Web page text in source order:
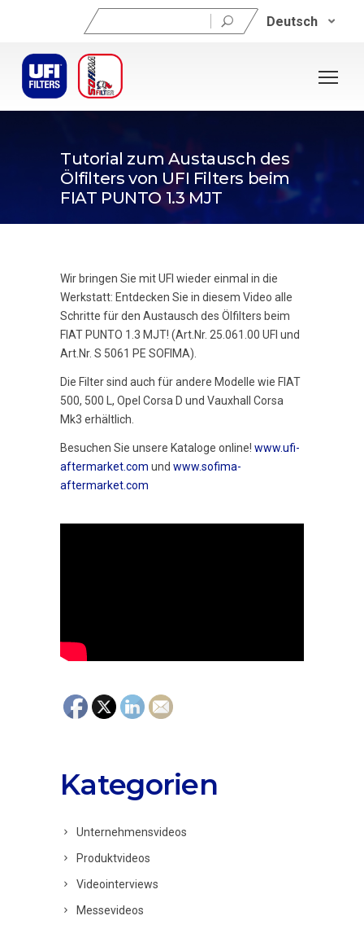
Suchen
nach:
Deutsch
Tutorial zum Austausch des
Ölfilters von UFI Filters beim
FIAT PUNTO 1.3 MJT
Wir bringen Sie mit UFI wieder einmal in die
Werkstatt: Entdecken Sie in diesem Video alle
Schritte für den Austausch des Ölfilters beim
FIAT PUNTO 1.3 MJT! (Art.Nr. 25.061.00 UFI und
Art.Nr. S 5061 PE SOFIMA).
Die Filter sind auch für andere Modelle wie FIAT
500, 500 L, Opel Corsa D und Vauxhall Corsa
Mk3 erhältlich.
Besuchen Sie unsere Kataloge online! www.ufi-
aftermarket.com und www.sofima-
aftermarket.com
Kategorien
Unternehmensvideos
Produktvideos
Videointerviews
Messevideos